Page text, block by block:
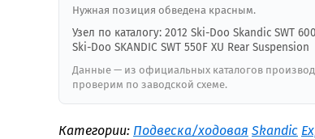
Нужная позиция обведена красным.
Узел по каталогу: 2012 Ski-Doo Skandic SWT
Ski-Doo SKANDIC SWT 550F XU Rear Suspension
Данные — из официальных каталогов
проверим по заводской схеме.
Категории: Подвеска/ходовая Skandic